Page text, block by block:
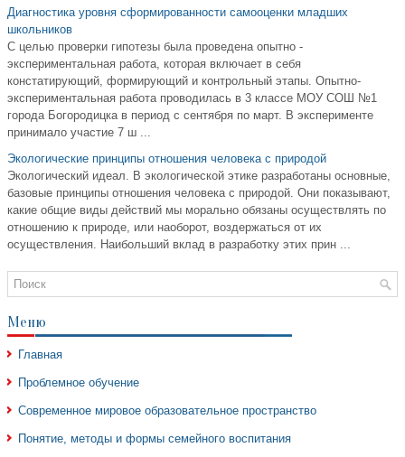
Диагностика уровня сформированности самооценки младших
школьников
С целью проверки гипотезы была проведена опытно -
экспериментальная работа, которая включает в себя
констатирующий, формирующий и контрольный этапы. Опытно-
экспериментальная работа проводилась в 3 классе МОУ СОШ №1
города Богородицка в период с сентября по март. В эксперименте
принимало участие 7 ш ...
Экологические принципы отношения человека с природой
Экологический идеал. В экологической этике разработаны основные,
базовые принципы отношения человека с природой. Они показывают,
какие общие виды действий мы морально обязаны осуществлять по
отношению к природе, или наоборот, воздержаться от их
осуществления. Наибольший вклад в разработку этих прин ...
Меню
Главная
Проблемное обучение
Современное мировое образовательное пространство
Понятие, методы и формы семейного воспитания